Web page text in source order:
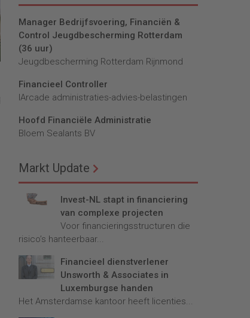
Manager Bedrijfsvoering, Financiën &
Control Jeugdbescherming Rotterdam
(36 uur)
Jeugdbescherming Rotterdam Rijnmond
Financieel Controller
lArcade administraties-advies-belastingen
Hoofd Financiële Administratie
Bloem Sealants BV
Markt Update
Invest-NL stapt in financiering
van complexe projecten
Voor financieringsstructuren die
risico’s hanteerbaar...
Financieel dienstverlener
Unsworth & Associates in
Luxemburgse handen
Het Amsterdamse kantoor heeft licenties...